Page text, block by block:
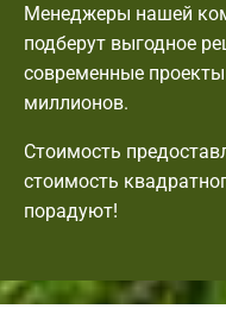
Менеджеры нашей
подберут выгодное
современные
миллионов.
Стоимость
стоимость
порадуют!